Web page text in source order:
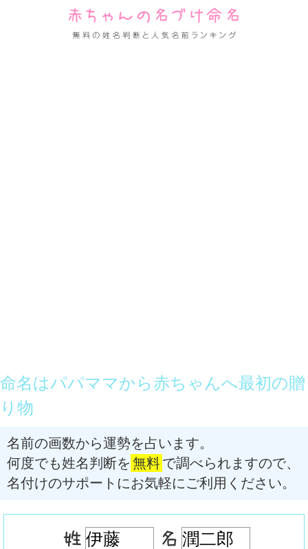
命名はパパママから赤ちゃんへ最初の贈
り物
名前の画数から運勢を占います。
何度でも姓名判断を 無料で調べられますので、
名付けのサポートにお気軽にご利用ください。